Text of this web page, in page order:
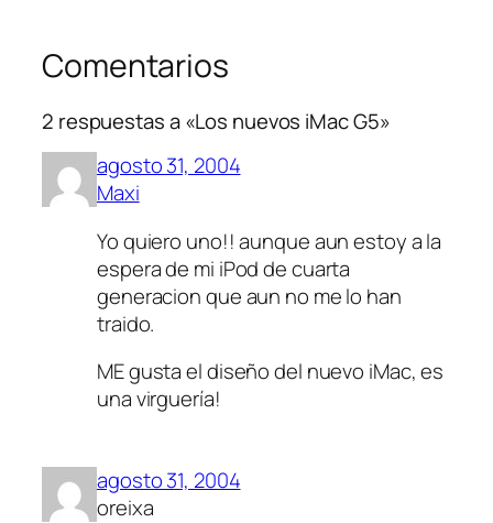
Comentarios
2 respuestas a «Los nuevos iMac G5»
agosto 31, 2004
Maxi
Yo quiero uno!! aunque aun estoy a la
espera de mi iPod de cuarta
generacion que aun no me lo han
traido.
ME gusta el diseño del nuevo iMac, es
una virguería!
agosto 31, 2004
oreixa